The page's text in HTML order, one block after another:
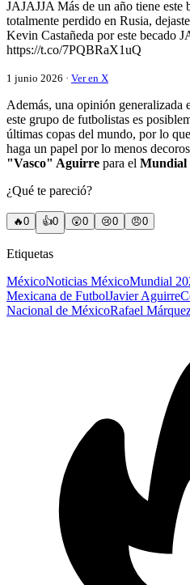
JAJAJJA Más de un año tiene este
totalmente perdido en Rusia,
Kevin Castañeda por este becado
https://t.co/7PQBRaX1uQ
1 junio 2026 · Ver en X
Además, una opinión generalizada
este grupo de futbolistas es
últimas copas del mundo, por lo
haga un papel por lo menos
"Vasco" Aguirre para el Mundial
¿Qué te pareció?
🔥0 👍0 😲0 😢0 😠0
Etiquetas
MéxicoNoticias MéxicoMundial
Mexicana de FutbolJavier Aguirre
Nacional de MéxicoRafael